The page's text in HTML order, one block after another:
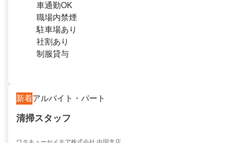
車通勤OK
職場内禁煙
駐車場あり
社割あり
制服貸与
新着アルバイト・パート
清掃スタッフ